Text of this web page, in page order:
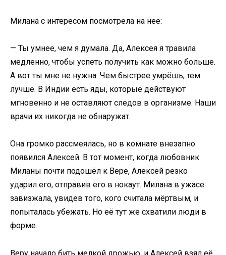
Милана с интересом посмотрела на неё:
— Ты умнее, чем я думала. Да, Алексея я травила
медленно, чтобы успеть получить как можно больше.
А вот ты мне не нужна. Чем быстрее умрёшь, тем
лучше. В Индии есть яды, которые действуют
мгновенно и не оставляют следов в организме. Наши
врачи их никогда не обнаружат.
Она громко рассмеялась, но в комнате внезапно
появился Алексей. В тот момент, когда любовник
Миланы почти подошёл к Вере, Алексей резко
ударил его, отправив его в нокаут. Милана в ужасе
завизжала, увидев того, кого считала мёртвым, и
попыталась убежать. Но её тут же схватили люди в
форме.
Веру начало бить мелкой дрожью, и Алексей взял её